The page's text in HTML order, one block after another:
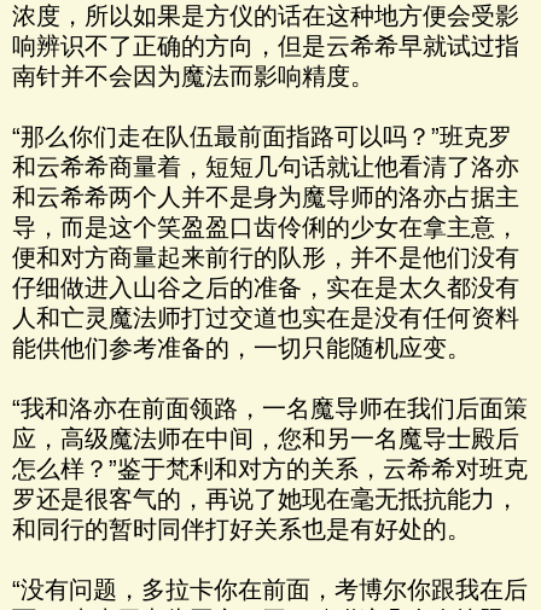
浓度，所以如果是方仪的话在这种地方便会受影
响辨识不了正确的方向，但是云希希早就试过指
南针并不会因为魔法而影响精度。
“那么你们走在队伍最前面指路可以吗？”班克罗
和云希希商量着，短短几句话就让他看清了洛亦
和云希希两个人并不是身为魔导师的洛亦占据主
导，而是这个笑盈盈口齿伶俐的少女在拿主意，
便和对方商量起来前行的队形，并不是他们没有
仔细做进入山谷之后的准备，实在是太久都没有
人和亡灵魔法师打过交道也实在是没有任何资料
能供他们参考准备的，一切只能随机应变。
“我和洛亦在前面领路，一名魔导师在我们后面策
应，高级魔法师在中间，您和另一名魔导士殿后
怎么样？”鉴于梵利和对方的关系，云希希对班克
罗还是很客气的，再说了她现在毫无抵抗能力，
和同行的暂时同伴打好关系也是有好处的。
“没有问题，多拉卡你在前面，考博尔你跟我在后